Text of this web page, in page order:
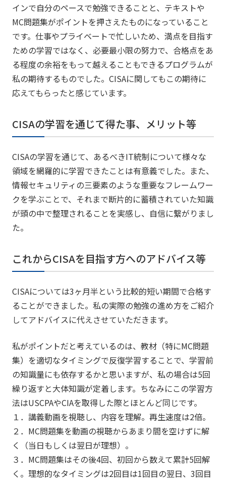
インで自分のペースで勉強できることと、テキストや
MC問題集がポイントを押さえたものになっていること
です。仕事やプライベートで忙しいため、満点を目指す
ための学習ではなく、必要最小限の努力で、合格点をあ
る程度の余裕をもって越えることもできるプログラムが
私の期待するものでした。CISAに関してもこの期待に
応えてもらったと感じています。
CISAの学習を通じて得た事、メリット等
CISAの学習を通じて、あるべきIT統制について様々な
領域を網羅的に学習できたことは有意義でした。また、
情報セキュリティの三要素のような重要なフレームワー
クを学ぶことで、それまで断片的に蓄積されていた知識
が頭の中で整理されることを実感し、自信に繋がりまし
た。
これからCISAを目指す方へのアドバイス等
CISAについては3ヶ月半という比較的短い期間で合格す
ることができました。私の実際の勉強の進め方をご紹介
してアドバイスに代えさせていただきます。
私がポイントだと考えているのは、教材（特にMC問題
集）を適切なタイミングで反復学習することで、学習前
の知識量にも依存するかと思いますが、私の場合は5回
繰り返すと大体知識が定着します。ちなみにこの学習方
法はUSCPAやCIAを取得した際とほとんど同じです。
１．講義動画を視聴し、内容を理解。再生速度は2倍。
２．MC問題集を動画の視聴からあまり間を空けずに解
く（当日もしくは翌日が理想）。
３．MC問題集はその後4回、初回から数えて累計5回解
く。理想的なタイミングは2回目は1回目の翌日、3回目